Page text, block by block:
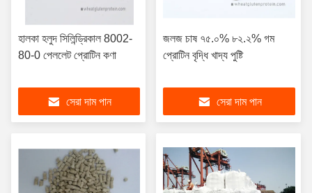
হালকা হলুদ সিলিন্ড্রিকাল 8002-
80-0 পেললেট প্রোটিন কণা
সেরা দাম পান
জলজ চাষ ৭৫.০% ৮২.২% গম
প্রোটিন বৃদ্ধি খাদ্য পুষ্টি
সেরা দাম পান